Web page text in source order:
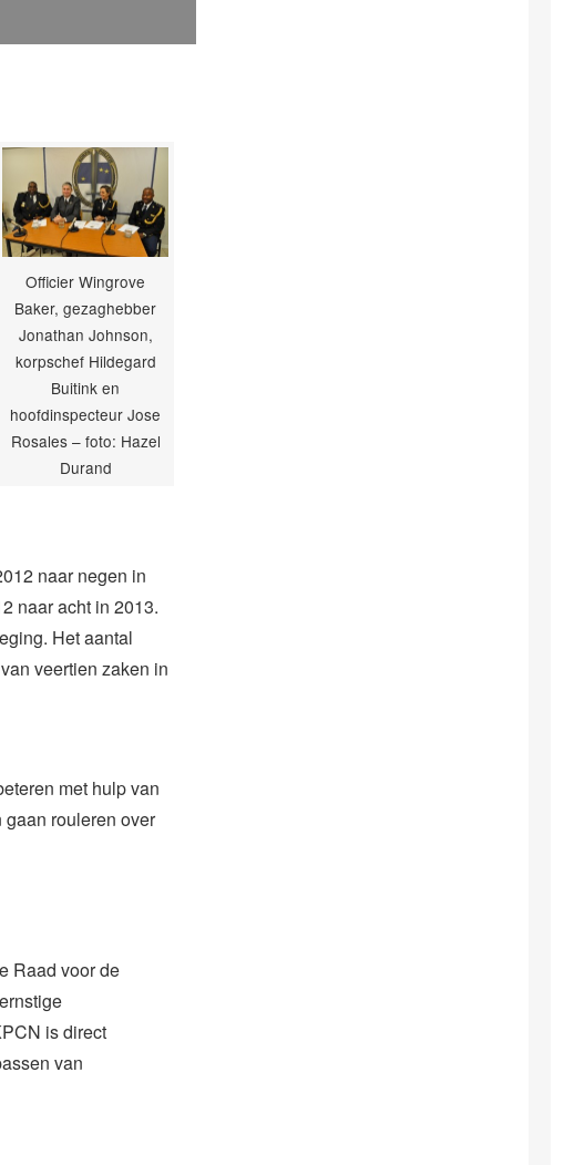
Officier Wingrove
Baker, gezaghebber
Jonathan Johnson,
korpschef Hildegard
Buitink en
hoofdinspecteur Jose
Rosales – foto: Hazel
Durand
naar negen in
naar acht in 2013.
Het aantal
veertien zaken in
met hulp van
rouleren over
Raad voor de
is direct
van